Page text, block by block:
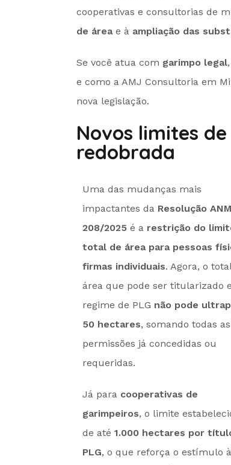
cooperativas e consultorias de
de áreae à ampliação das
Se você atua com garimpo legal
e como a AMJ Consultoria em
nova legislação.
Novos limites
redobrada
Uma das mudanças mais
impactantes da Resolução
208/2025 é a restrição do
total de área para pessoas
firmas individuais. Agora, o
área que pode ser titularizado
regime de PLG não pode
50 hectares, somando todas as
permissões já concedidas ou
requeridas.
Já para cooperativas de
garimpeiros, o limite
de até 1.000 hectares por
PLG, o que reforça o estímulo à